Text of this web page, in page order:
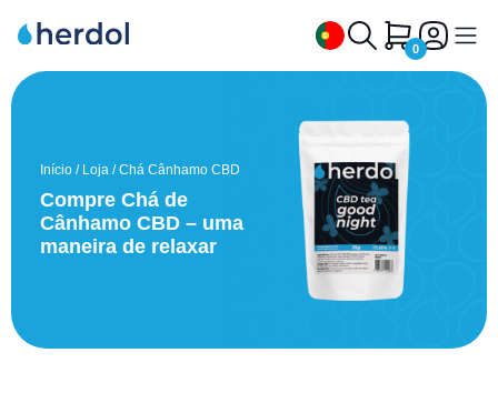
0
Chá Cânhamo CBD
Óleo CBG e CBN
CBD Animais
Extratos CBD, CBG, CBN
Início / Loja /Chá Cânhamo CBD
Compre Chá de
Cânhamo CBD – uma
maneira de relaxar